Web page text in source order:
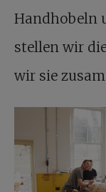
Handhobeln
stellen wir
wir sie